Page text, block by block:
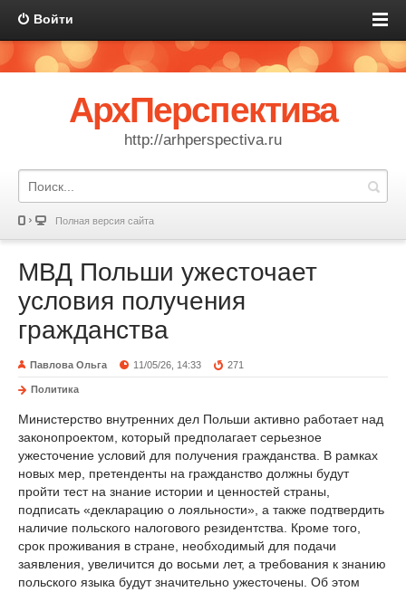
Войти
АрхПерспектива
http://arhperspectiva.ru
Полная версия сайта
МВД Польши ужесточает
условия получения
гражданства
Павлова Ольга 11/05/26, 14:33 271
Политика
Министерство внутренних дел Польши активно работает над
законопроектом, который предполагает серьезное
ужесточение условий для получения гражданства. В рамках
новых мер, претенденты на гражданство должны будут
пройти тест на знание истории и ценностей страны,
подписать «декларацию о лояльности», а также подтвердить
наличие польского налогового резидентства. Кроме того,
срок проживания в стране, необходимый для подачи
заявления, увеличится до восьми лет, а требования к знанию
польского языка будут значительно ужесточены. Об этом